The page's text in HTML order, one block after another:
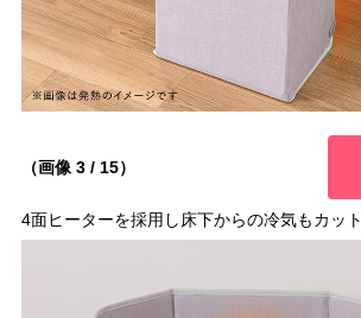
（画像 3 / 15）
4面ヒーターを採用し床下からの冷気もカット